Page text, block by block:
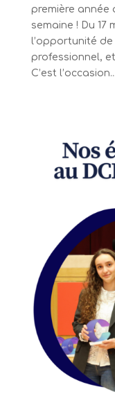
première année
semaine ! Du 17
l’opportunité
professionnel,
C’est l’occasion...